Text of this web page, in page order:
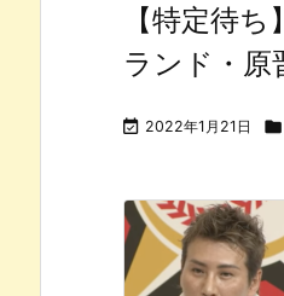
【特定待
ランド・原
 2022年1月21日 